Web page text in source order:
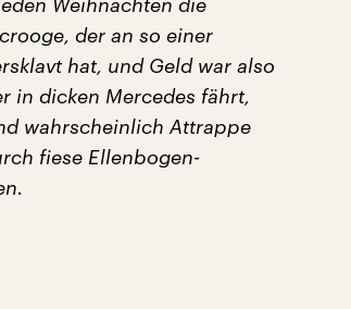
der an so einer
hat, und Geld war also
in dicken Mercedes fährt,
wahrscheinlich Attrappe
fiese Ellenbogen-